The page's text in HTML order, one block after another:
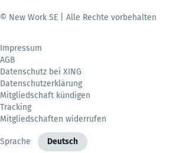
© New Work SE | Alle Rechte vorbehalten
Impressum
AGB
Datenschutz bei XING
Datenschutzerklärung
Mitgliedschaft kündigen
Tracking
Mitgliedschaften widerrufen
Sprache Deutsch